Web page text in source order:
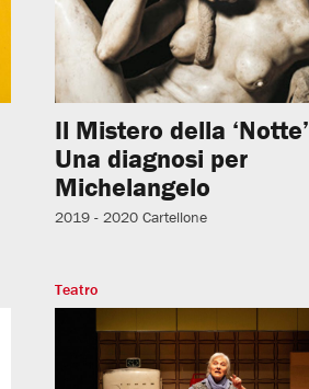
Il Mistero della ‘Notte’
Una diagnosi per
Michelangelo
2019 - 2020 Cartellone
Teatro